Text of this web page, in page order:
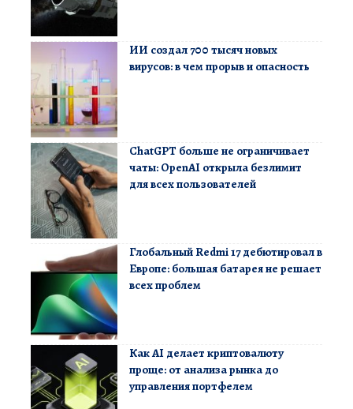
ИИ создал 700 тысяч новых
вирусов: в чем прорыв и опасность
ChatGPT больше не ограничивает
чаты: OpenAI открыла безлимит
для всех пользователей
Глобальный Redmi 17 дебютировал в
Европе: большая батарея не решает
всех проблем
Как AI делает криптовалюту
проще: от анализа рынка до
управления портфелем